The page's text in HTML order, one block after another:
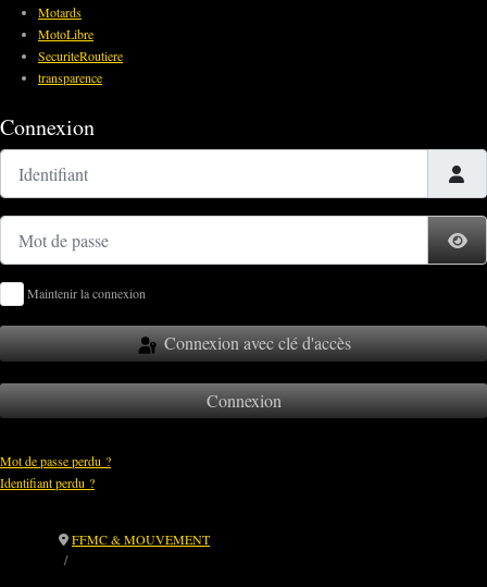
Motards
MotoLibre
SecuriteRoutiere
transparence
Connexion
Identifiant
Mot de passe
Maintenir la connexion
Connexion avec clé d'accès
Connexion
Mot de passe perdu ?
Identifiant perdu ?
FFMC & MOUVEMENT